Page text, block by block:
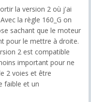
la version 2 où j'ai
la règle 160_G on
sachant que le moteur
pour le mettre à droite.
2 est compatible
important pour ne
2 voies et être
faible et un